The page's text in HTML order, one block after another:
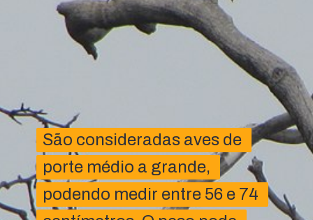
São consideradas aves de
porte médio a grande,
podendo medir entre 56 e 74
São consideradas aves de
porte médio a grande,
podendo medir entre 56 e 74